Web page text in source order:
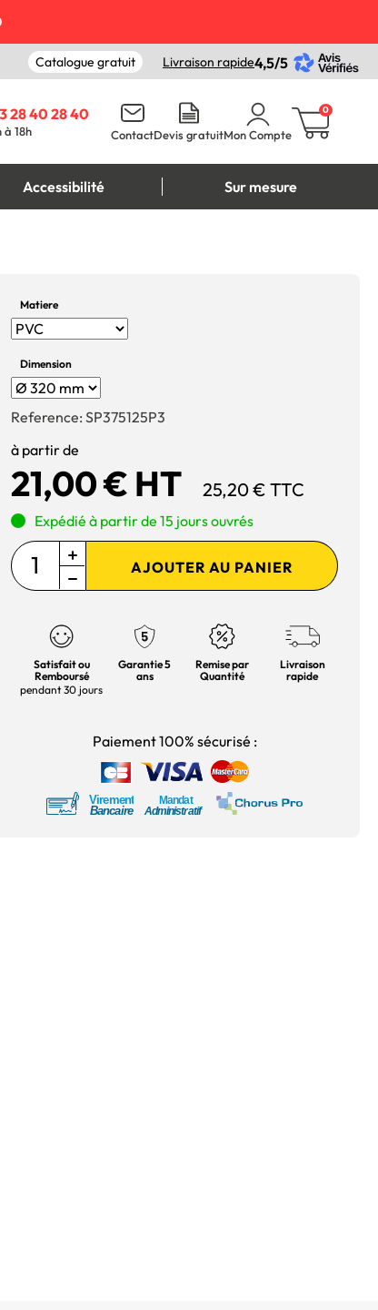
Catalogue gratuit Livraison rapide4,5/5
28 40 28 40
à 18h ContactDevis gratuitMon Compte
0
Accessibilité Sur mesure
Matiere
Dimension
Reference: SP375125P3
à partir de
21,00 € HT 25,20 € TTC
Expédié à partir de 15 jours ouvrés
AJOUTER AU PANIER
Satisfait ou
Remboursé
pendant 30 jours
Garantie 5
ans
Remise par
Quantité
Livraison
rapide
Paiement 100% sécurisé :